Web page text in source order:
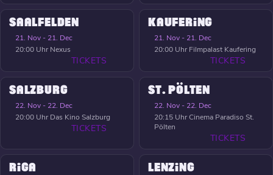
SAALFELDEN
21. Nov - 21. Dec
20:00 Uhr Nexus
TICKETS
KAUFERING
21. Nov - 21. Dec
20:00 Uhr Filmpalast Kaufering
TICKETS
SALZBURG
22. Nov - 22. Dec
20:00 Uhr Das Kino Salzburg
TICKETS
ST. PÖLTEN
22. Nov - 22. Dec
20:15 UhrCinema Paradiso St.
Pölten
TICKETS
RIGA LENZING